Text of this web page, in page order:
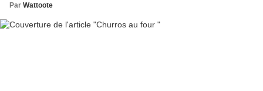
Par Wattoote